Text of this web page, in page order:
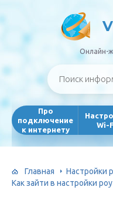
Онлайн-
Про
подключение
к интернету
Wi-
Главная Настройки
Как зайти в настройки